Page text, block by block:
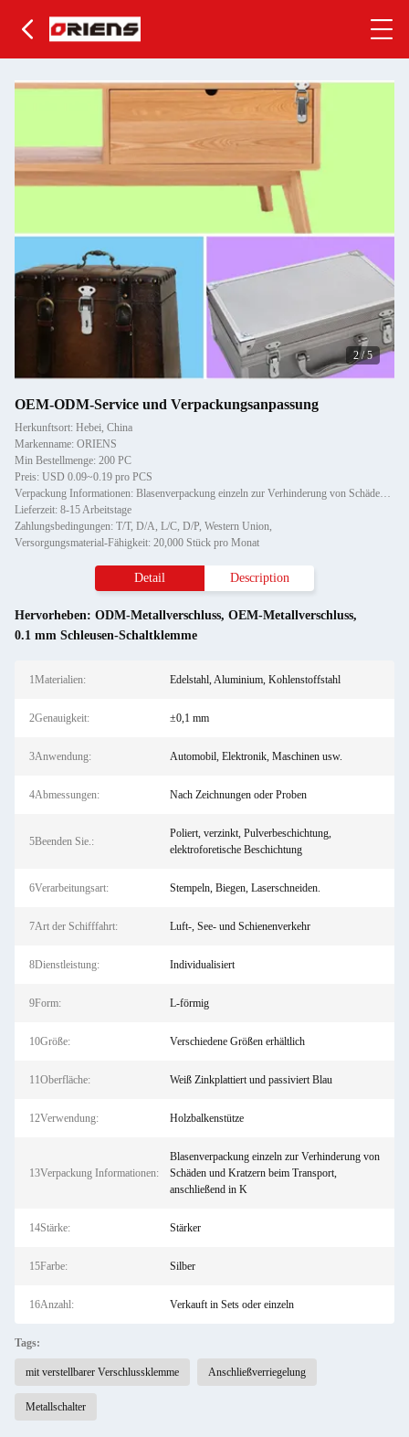
2/5
OEM-ODM-Service und Verpackungsanpassung
Herkunftsort: Hebei, China
Markenname: ORIENS
Min Bestellmenge: 200 PC
Preis: USD 0.09~0.19 pro PCS
Verpackung Informationen: Blasenverpackung einzeln zur Verhinderung von Schäden und Kratzern beim Transport, anschließend in K
Lieferzeit: 8-15 Arbeitstage
Zahlungsbedingungen: T/T, D/A, L/C, D/P, Western Union,
Versorgungsmaterial-Fähigkeit: 20,000 Stück pro Monat
Detail Description
Hervorheben: ODM-Metallverschluss, OEM-Metallverschluss,
0.1 mm Schleusen-Schaltklemme
1Materialien: Edelstahl, Aluminium, Kohlenstoffstahl
2Genauigkeit: ±0,1 mm
3Anwendung: Automobil, Elektronik, Maschinen usw.
4Abmessungen: Nach Zeichnungen oder Proben
5Beenden Sie.:
Poliert, verzinkt, Pulverbeschichtung,
elektroforetische Beschichtung
6Verarbeitungsart: Stempeln, Biegen, Laserschneiden.
7Art der Schifffahrt: Luft-, See- und Schienenverkehr
8Dienstleistung: Individualisiert
9Form: L-förmig
10Größe: Verschiedene Größen erhältlich
11Oberfläche: Weiß Zinkplattiert und passiviert Blau
12Verwendung: Holzbalkenstütze
13Verpackung Informationen:
Blasenverpackung einzeln zur Verhinderung von
Schäden und Kratzern beim Transport,
anschließend in K
14Stärke: Stärker
15Farbe: Silber
16Anzahl: Verkauft in Sets oder einzeln
Tags:
mit verstellbarer Verschlussklemme Anschließverriegelung
Metallschalter